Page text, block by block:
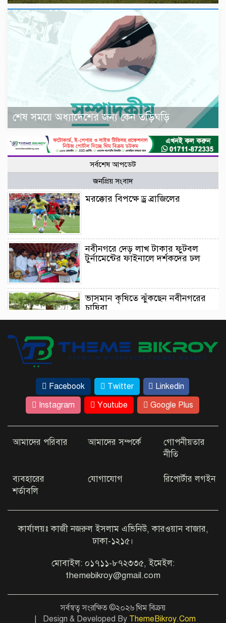
শেষ সময়ে অধ্যাদেশের জন্য কেন তড়িঘড়ি
সর্বশেষ আপডেট
জনপ্রিয় সংবাদ
মরক্কোর বিপক্ষে ড্র ব্রাজিলের
নবীনগরে দেড় লাখ টাকার ফুটবল
টুর্নামেন্টের ফাইনালে দর্শকদের ঢল
ভাসমান কৃষিতে ঝুঁকছেন নবীনগরের
চাষিরা
আইনমন্ত্রীর ট্রাইব্যুনাল পরিদর্শন এসে যা
বললেন
ঢাকার কাছেই রহস্যময় ‘ধাঁধার চর’
কম খরচে ভিসা দিচ্ছে যেসব দেশ
খুললেন অভিনেত্রী জেবিন
এবার ইউটিউবে যা দেখাবেন জয়া
টাঙ্গাইলে ট্রাক-পিকআপ সংঘর্ষে ২
জনের প্রাণ গেল
Facebook Twitter
Linkedin
Instagram
Youtube Google Plus
আমাদের পরিবার আমাদের সম্পর্কে
গোপনীয়তার
নীতি
ব্যবহারের
শর্তাবলি
যোগাযোগ রিপোর্টার লগইন
কার্যালয়ঃ কাজী নজরুল ইসলাম এভিনিউ, কারওয়ান বাজার,
ঢাকা-১২১৫।
মোবাইল: ০১৭১১-৮৭২৩৩৫, ইমেইল:
themebikroy@gmail.com
সর্বস্বত্ব সংরক্ষিত ©২০২৬ থিম বিক্রয়
| Design & Developed By ThemeBikroy.Com